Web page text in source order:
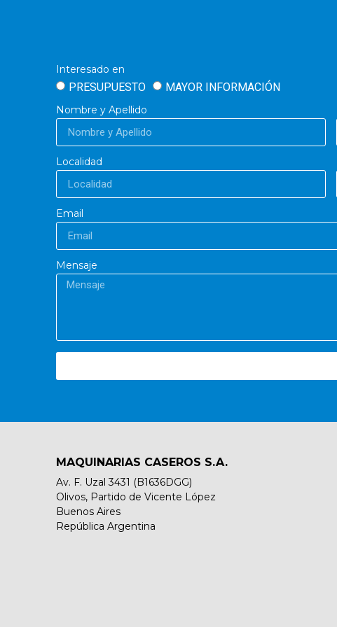
Interesado en
PRESUPUESTO MAYOR INFORMACIÓN
Nombre y Apellido
Localidad
Email
Mensaje
MAQUINARIAS CASEROS S.A.
Av. F. Uzal 3431 (B1636DGG)
Olivos, Partido de Vicente López
Buenos Aires
República Argentina